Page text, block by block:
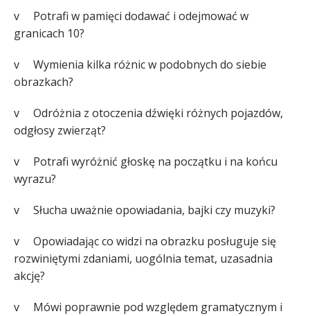
v Potrafi w pamięci dodawać i odejmować w
granicach 10?
v Wymienia kilka różnic w podobnych do siebie
obrazkach?
v Odróżnia z otoczenia dźwięki różnych pojazdów,
odgłosy zwierząt?
v Potrafi wyróżnić głoskę na początku i na końcu
wyrazu?
v Słucha uważnie opowiadania, bajki czy muzyki?
v Opowiadając co widzi na obrazku posługuje się
rozwiniętymi zdaniami, uogólnia temat, uzasadnia
akcję?
v Mówi poprawnie pod względem gramatycznym i